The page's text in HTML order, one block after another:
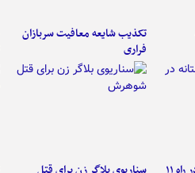
تکذیب شایعه معافیت سربازان
فراری